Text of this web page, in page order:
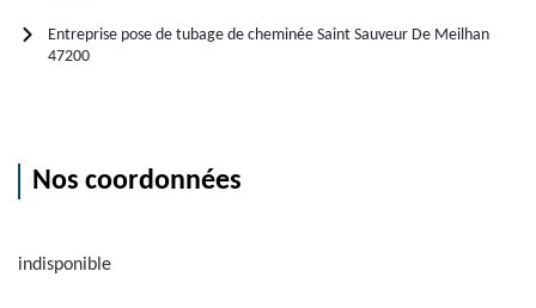
Entreprise pose de tubage de cheminée Saint Sauveur De Meilhan
47200
Nos coordonnées
indisponible